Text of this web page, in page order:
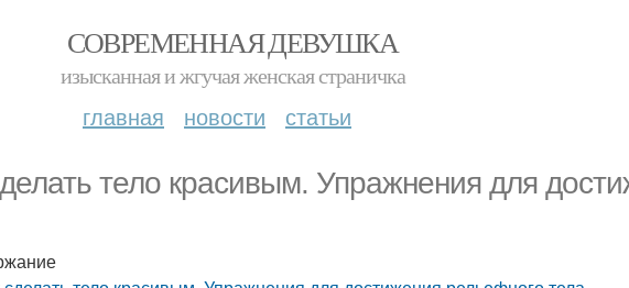
СОВРЕМЕННАЯ ДЕВУШКА
изысканная и жгучая женская страничка
главная новости статьи
тело красивым. Упражнения для